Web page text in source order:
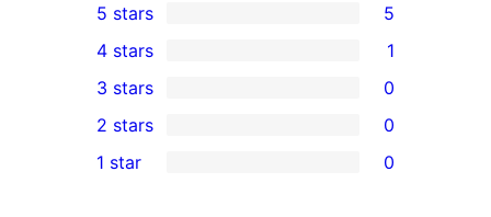
5
5-
star
reviews
5 stars 5
4-
star
review
4 stars 1
0
3-
star
3 stars 0
2-
2 stars 0
1 star 0